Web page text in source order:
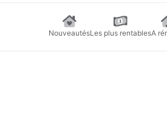
NouveautésLes plus rentablesA